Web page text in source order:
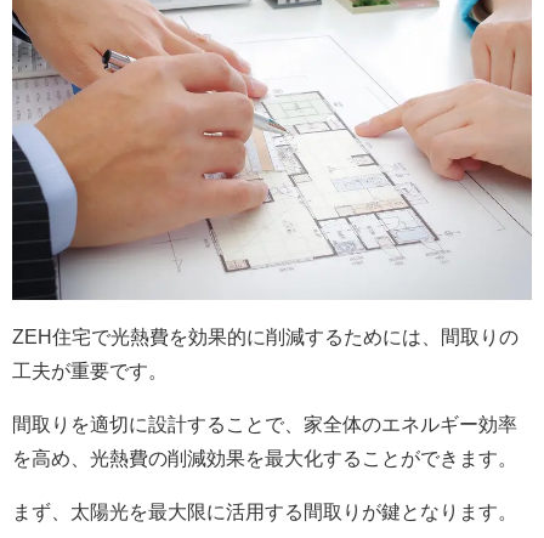
ZEH住宅で光熱費を効果的に削減するためには、間取りの
工夫が重要です。
間取りを適切に設計することで、家全体のエネルギー効率
を高め、光熱費の削減効果を最大化することができます。
まず、太陽光を最大限に活用する間取りが鍵となります。